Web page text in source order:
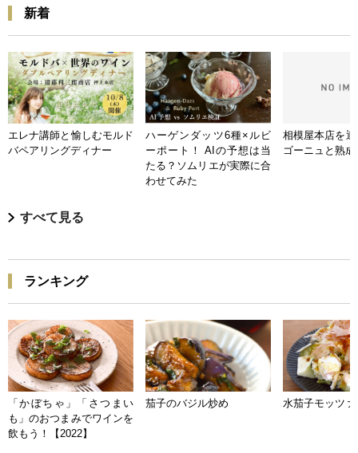
新着
エレナ講師と愉しむモルド
バペアリングディナー
ハーゲンダッツ6種×ルビ
ーポート！ AIの予想は当
たる？ソムリエが実際に合
わせてみた
相模屋本店を
ゴーニュと熟
すべて見る
ランキング
「かぼちゃ」「さつまい
も」のおつまみでワインを
飲もう！【2022】
茄子のバジル炒め 水茄子モッツァ